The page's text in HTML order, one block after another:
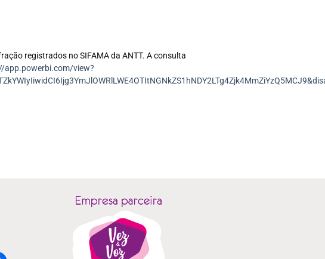
registrados no SIFAMA da ANTT. A consulta
app.powerbi.com/view?